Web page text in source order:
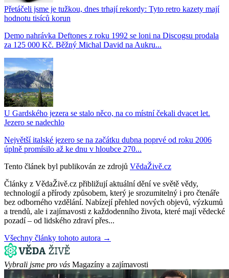
Přetáčeli jsme je tužkou, dnes trhají rekordy: Tyto retro kazety mají
hodnotu tisíců korun
Demo nahrávka Deftones z roku 1992 se loni na Discogsu prodala
za 125 000 Kč. Běžný Michal David na Aukru...
U Gardského jezera se stalo něco, na co místní čekali dvacet let.
Jezero se nadechlo
Největší italské jezero se na začátku dubna poprvé od roku 2006
úplně promísilo až ke dnu v hloubce 270...
Tento článek byl publikován ze zdrojů VědaŽivě.cz
Články z VědaŽivě.cz přibližují aktuální dění ve světě vědy,
technologií a přírody způsobem, který je srozumitelný i pro čtenáře
bez odborného vzdělání. Nabízejí přehled nových objevů, výzkumů
a trendů, ale i zajímavosti z každodenního života, které mají vědecké
pozadí – od lidského zdraví přes...
Všechny články tohoto autora →
Vybrali jsme pro vás Magazíny a zajímavosti